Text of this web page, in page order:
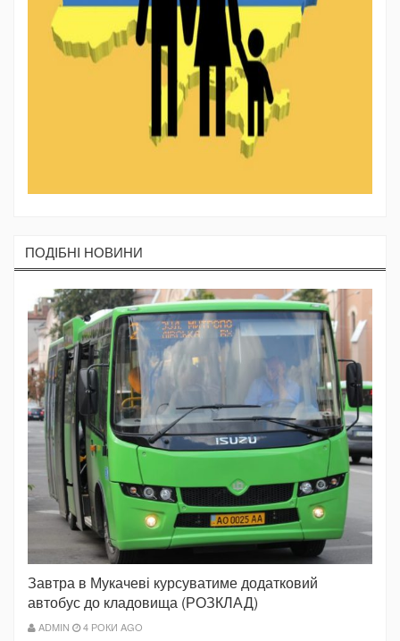
ПОДIБНI НОВИНИ
Завтра в Мукачеві курсуватиме додатковий
автобус до кладовища (РОЗКЛАД)
ADMIN 4 РОКИ AGO